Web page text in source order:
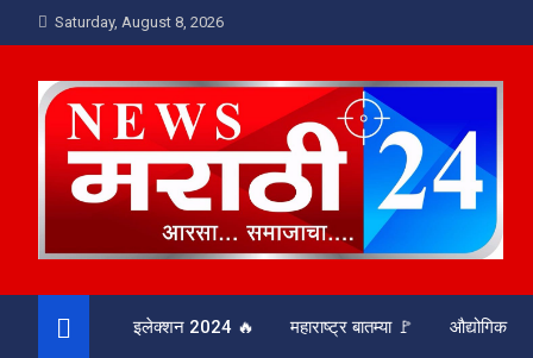
to
Saturday, August 8, 2026
News Marathi 24
इलेक्शन 2024 🔥 महाराष्ट्र बातम्या 🚩 औद्योगिक